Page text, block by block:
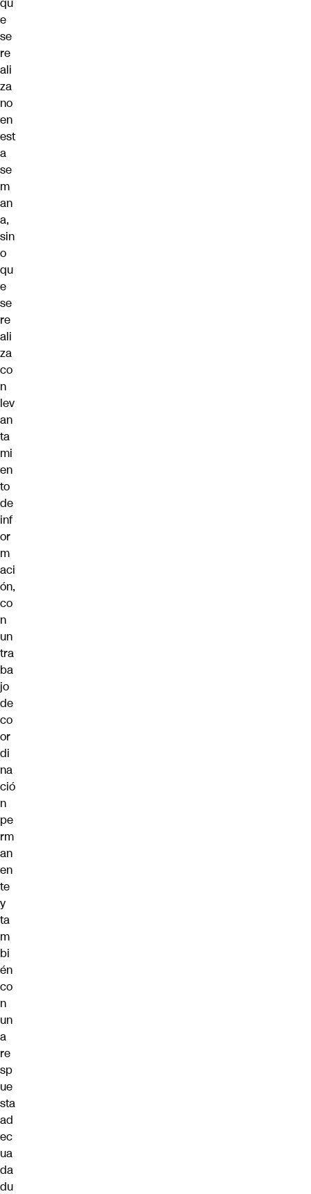
e
se
re
ali
za
no
en
est
a
se
m
an
a,
sin
o
qu
e
se
re
ali
za
co
n
lev
an
ta
mi
en
to
de
inf
or
m
aci
ón,
co
n
un
tra
ba
jo
de
co
or
di
na
ció
n
pe
rm
an
en
te
y
ta
m
bi
én
co
n
un
a
re
sp
ue
sta
ad
ec
ua
da
du